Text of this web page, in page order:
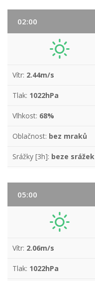
02:00
Vítr: 2.44m/s
Tlak: 1022hPa
Vlhkost: 68%
Oblačnost: bez mraků
Srážky [3h]: beze srážek
05:00
Vítr: 2.06m/s
Tlak: 1022hPa